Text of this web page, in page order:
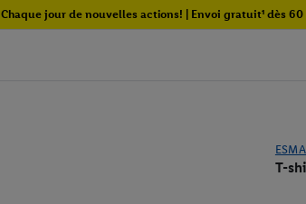
Chaque jour de nouvelles actions! | Envoi gratuit¹ dès
T-